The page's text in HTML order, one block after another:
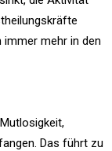
mehr in den
Das führt zu